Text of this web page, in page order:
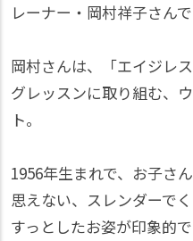
レーナー・岡村祥子さんで
岡村さんは、「エイジレ
グレッスンに取り組む、
ト。
1956年生まれで、お子さ
思えない、スレンダーで
すっとしたお姿が印象的で